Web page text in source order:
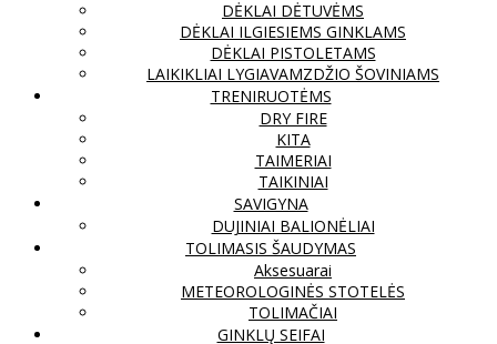
DĖKLAI DĖTUVĖMS
DĖKLAI ILGIESIEMS GINKLAMS
DĖKLAI PISTOLETAMS
LAIKIKLIAI LYGIAVAMZDŽIO ŠOVINIAMS
TRENIRUOTĖMS
DRY FIRE
KITA
TAIMERIAI
TAIKINIAI
SAVIGYNA
DUJINIAI BALIONĖLIAI
TOLIMASIS ŠAUDYMAS
Aksesuarai
METEOROLOGINĖS STOTELĖS
TOLIMAČIAI
GINKLŲ SEIFAI